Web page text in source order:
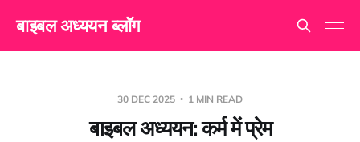
बाइबल अध्ययन ब्लॉग
30 DEC 2025 1 MIN READ
बाइबल अध्ययन: कर्म में प्रेम